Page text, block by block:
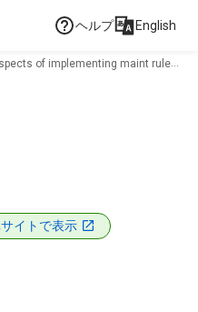
ヘルプ English
of implementing maint rule
イトで表示